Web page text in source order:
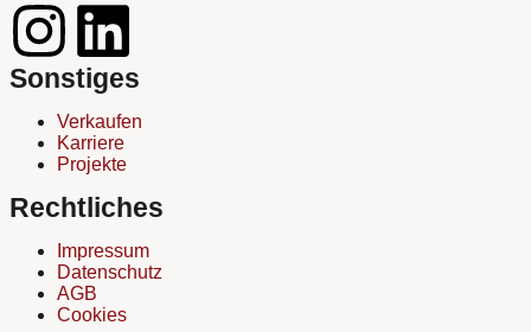
Sonstiges
Verkaufen
Karriere
Projekte
Rechtliches
Impressum
Datenschutz
AGB
Cookies